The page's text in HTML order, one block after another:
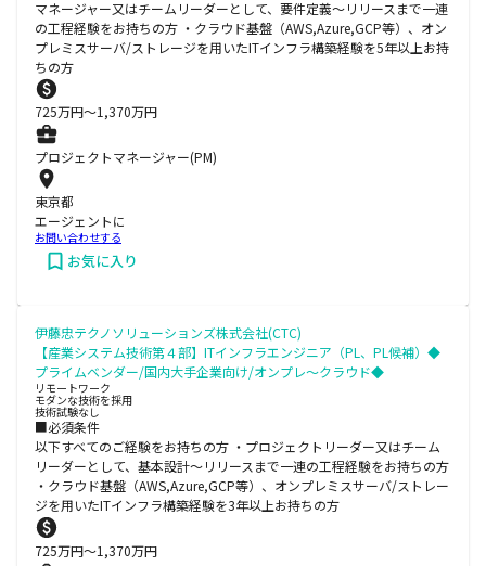
マネージャー又はチームリーダーとして、要件定義～リリースまで一連
の工程経験をお持ちの方 ・クラウド基盤（AWS,Azure,GCP等）、オン
プレミスサーバ/ストレージを用いたITインフラ構築経験を5年以上お持
ちの方
725万円〜1,370万円
プロジェクトマネージャー(PM)
東京都
エージェントに
お問い合わせする
お気に入り
伊藤忠テクノソリューションズ株式会社(CTC)
【産業システム技術第４部】ITインフラエンジニア（PL、PL候補）◆
プライムベンダー/国内大手企業向け/オンプレ～クラウド◆
リモートワーク
モダンな技術を採用
技術試験なし
■必須条件
以下すべてのご経験をお持ちの方 ・プロジェクトリーダー又はチーム
リーダーとして、基本設計～リリースまで一連の工程経験をお持ちの方
・クラウド基盤（AWS,Azure,GCP等）、オンプレミスサーバ/ストレー
ジを用いたITインフラ構築経験を3年以上お持ちの方
725万円〜1,370万円